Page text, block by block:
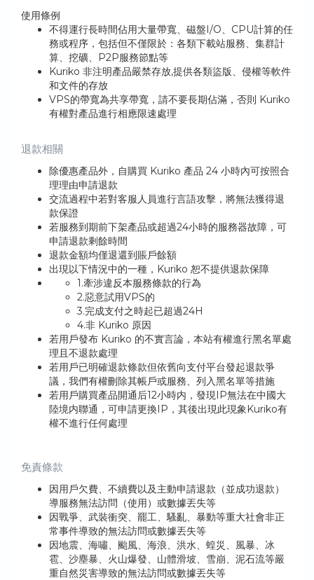
使用條例
不得運行長時間佔用大量帶寬、磁盤I/O、CPU計算的任
務或程序，包括但不僅限於：各類下載站服務、集群計
算、挖礦、P2P服務節點等
Kuriko 非注明產品嚴禁存放,提供各類盜版、侵權等軟件
和文件的存放
VPS的帶寬為共享帶寬，請不要長期佔滿，否則 Kuriko
有權對產品進行相應限速處理
退款相關
除優惠產品外，自購買 Kuriko 產品 24 小時內可按照合
理理由申請退款
交流過程中若對客服人員進行言語攻擊，將無法獲得退
款保證
若服務到期前下架產品或超過24小時的服務器故障，可
申請退款剩餘時間
退款金額均僅退還到賬戶餘額
出現以下情況中的一種，Kuriko 恕不提供退款保障
1.牽涉違反本服務條款的行為
2.惡意試用VPS的
3.完成支付之時起已超過24H
4.非 Kuriko 原因
若用戶發布 Kuriko 的不實言論，本站有權進行黑名單處
理且不退款處理
若用戶已明確退款條款但依舊向支付平台發起退款爭
議，我們有權刪除其帳戶或服務、列入黑名單等措施
若用戶購買產品開通后12小時内，發現IP無法在中國大
陸境内聯通，可申請更換IP，其後出現此現象Kuriko有
權不進行任何處理
免責條款
因用戶欠費、不續費以及主動申請退款（並成功退款）
導服務無法訪問（使用）或數據丟失等
因戰爭、武裝衝突、罷工、騷亂、暴動等重大社會非正
常事件導致的無法訪問或數據丟失等
因地震、海嘯、颱風、海浪、洪水、蝗災、風暴、冰
雹、沙塵暴、火山爆發、山體滑坡、雪崩、泥石流等嚴
重自然災害導致的無法訪問或數據丟失等